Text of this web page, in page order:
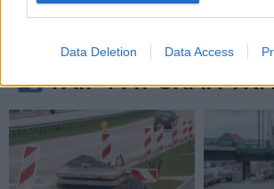
Data Deletion Data Access
TAIP PAT